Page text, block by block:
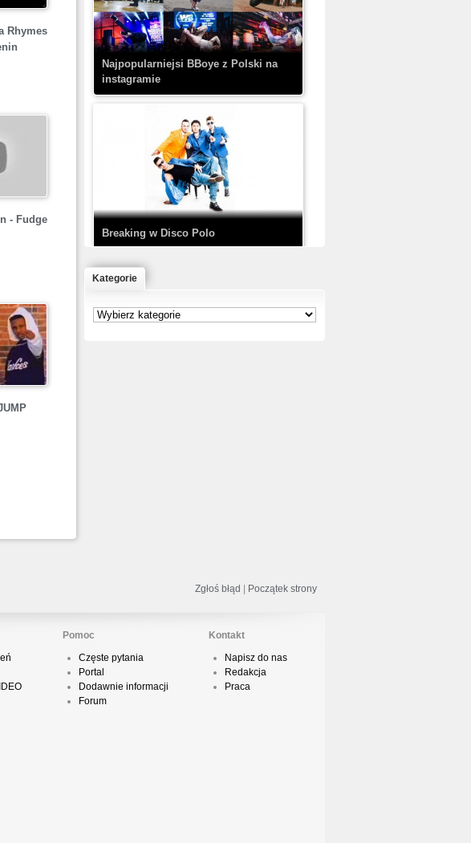
Rhymes
- Fudge
– Kobieta z walizką
TEDE & SIR MICH - KICKDOWN /
DISCO NOIR
Prod. Chubeats, Scratch:…
Najpopularniejsi BBoye z Polski na
instagramie
Breaking w Disco Polo
Podsumowanie roku 2018 w Polskim
Kategorie
Zgłoś błąd Początek strony
Pomoc
Częste pytania
Portal
Dodawnie informacji
Forum
Kontakt
Napisz do nas
Redakcja
Praca